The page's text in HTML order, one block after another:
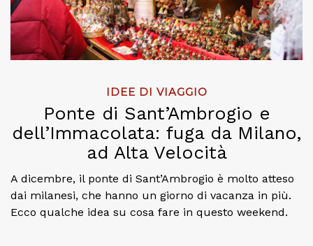
IDEE DI VIAGGIO
Ponte di Sant’Ambrogio e
dell’Immacolata: fuga da Milano,
ad Alta Velocità
A dicembre, il ponte di Sant’Ambrogio è molto atteso
dai milanesi, che hanno un giorno di vacanza in più.
Ecco qualche idea su cosa fare in questo weekend.